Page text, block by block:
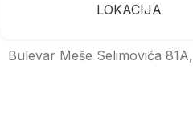
LOKACIJA
Bulevar Meše Selimovića